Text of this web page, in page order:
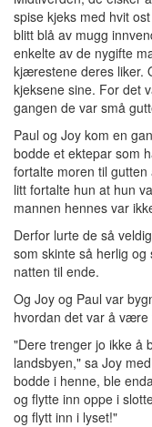
spise kjeks med hvit
blitt blå av mugg
enkelte av de nygifte
kjærestene deres liker.
kjeksene sine. For det
gangen de var små
Paul og Joy kom en
bodde et ektepar som
fortalte moren til
litt fortalte hun at hun
mannen hennes var
Derfor lurte de så
som skinte så herlig
natten til ende.
Og Joy og Paul var
hvordan det var å
"Dere trenger jo ikke å
landsbyen," sa Joy
bodde i henne, ble
og flytte inn oppe i
og flytt inn i lyset!"